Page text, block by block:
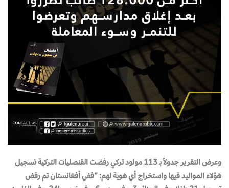
وعرض التقرير جدولاً بـ 113 مولود تركي رفضت القنصليات التركية تسجيل
هؤلاء المواليد فيها واستخراج أي هوية لهم: “ففي أفغانستان تم رفض